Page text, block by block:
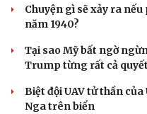
Chuyện gì sẽ xảy ra
năm 1940?
Tại sao Mỹ bất ngờ
Trump từng rất cả
Biệt đội UAV tử thần
Nga trên biển